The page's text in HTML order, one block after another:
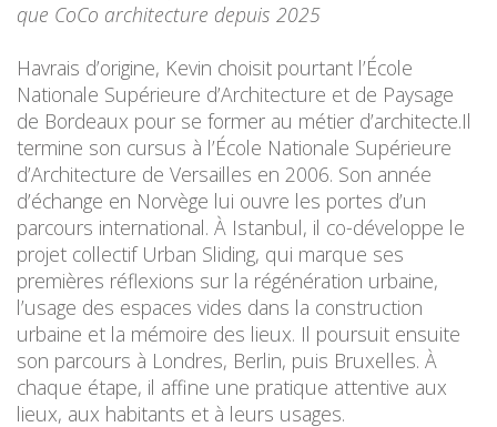
que CoCo architecture depuis 2025
Havrais d’origine, Kevin choisit pourtant l’École
Nationale Supérieure d’Architecture et de Paysage
de Bordeaux pour se former au métier d’architecte.Il
termine son cursus à l’École Nationale Supérieure
d’Architecture de Versailles en 2006. Son année
d’échange en Norvège lui ouvre les portes d’un
parcours international. À Istanbul, il co-développe le
projet collectif Urban Sliding, qui marque ses
premières réflexions sur la régénération urbaine,
l’usage des espaces vides dans la construction
urbaine et la mémoire des lieux. Il poursuit ensuite
son parcours à Londres, Berlin, puis Bruxelles. À
chaque étape, il affine une pratique attentive aux
lieux, aux habitants et à leurs usages.